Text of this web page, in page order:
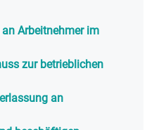
Arbeitnehmer im
zur betrieblichen
an